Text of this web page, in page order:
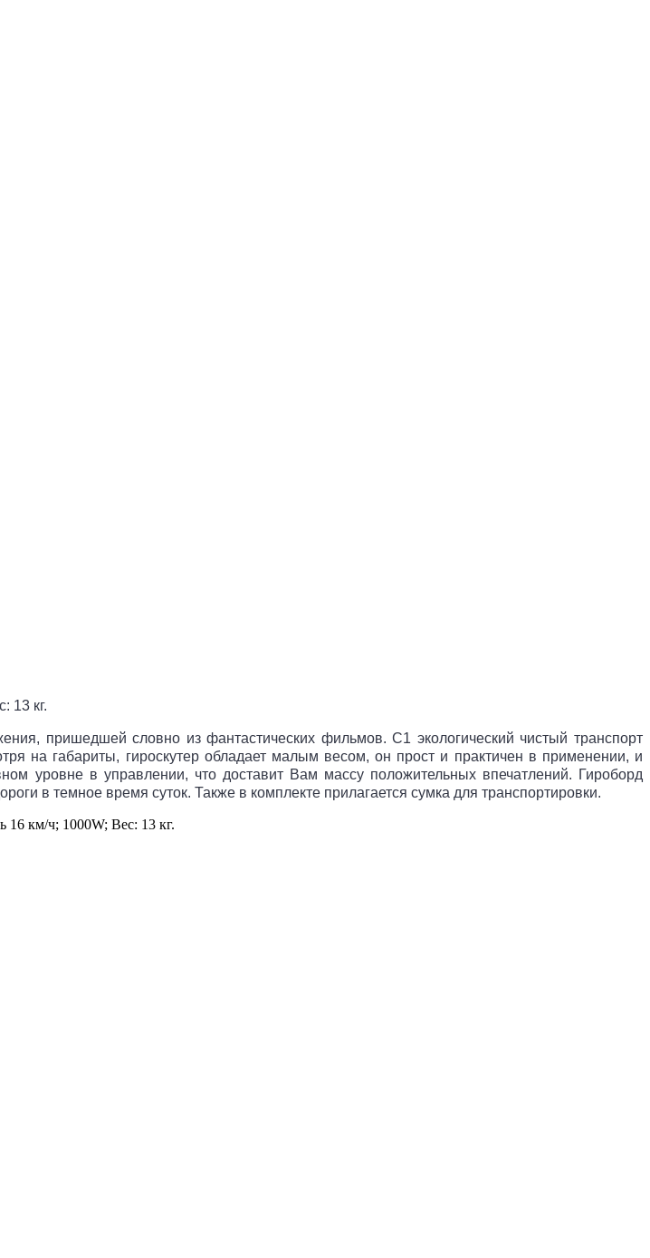
13 кг.
пришедшей словно из фантастических фильмов. C1 экологический чистый транспорт
на габариты, гироскутер обладает малым весом, он прост и практичен в применении, и
уровне в управлении, что доставит Вам массу положительных впечатлений. Гироборд
в темное время суток. Также в комплекте прилагается сумка для транспортировки.
16 км/ч; 1000W; Вес: 13 кг.